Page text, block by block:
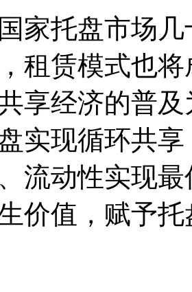
家托盘市场
租赁模式也
享经济的普
现循环共享
流动性实现
价值，赋予